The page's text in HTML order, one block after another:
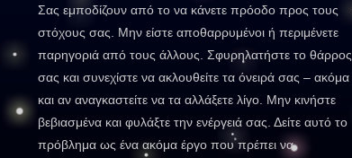
Σας εμποδίζουν από το να κάνετε πρόοδο προς τους
στόχους σας. Μην είστε αποθαρρυμένοι ή περιμένετε
παρηγοριά από τους άλλους. Σφυρηλατήστε το θάρρος
σας και συνεχίστε να ακλουθείτε τα όνειρά σας – ακόμα
και αν αναγκαστείτε να τα αλλάξετε λίγο. Μην κινήστε
βεβιασμένα και φυλάξτε την ενέργειά σας. Δείτε αυτό το
πρόβλημα ως ένα ακόμα έργο που πρέπει να